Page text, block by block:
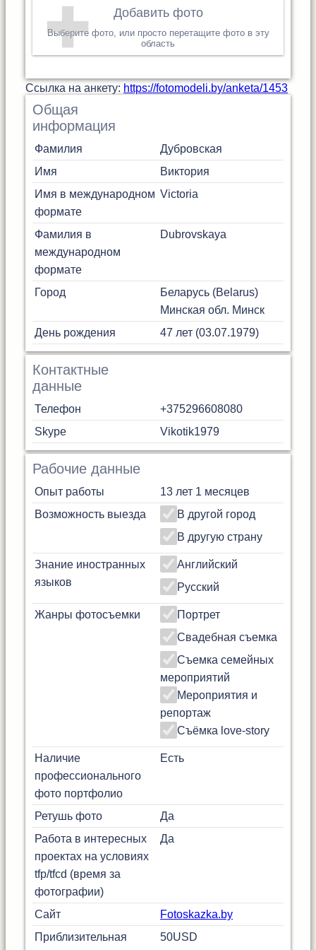
Добавить фото
Выберите фото, или просто перетащите фото в эту
область
Cсылка на анкету: https://fotomodeli.by/anketa/1453
Общая
информация
Фамилия
Дубровская
Имя
Виктория
Имя в международном
формате
Victoria
Фамилия в
международном
формате
Dubrovskaya
Город
Беларусь (Belarus)
Минская обл. Минск
День рождения
47 лет (03.07.1979)
Контактные
данные
Телефон
+375296608080
Skype
Vikotik1979
Рабочие данные
Опыт работы
13 лет 1 месяцев
Возможность выезда
В другой город
В другую страну
Знание иностранных
языков
Английский
Русский
Жанры фотосъемки
Портрет
Свадебная съемка
Съемка семейных
мероприятий
Мероприятия и
репортаж
Съёмка love-story
Наличие
профессионального
фото портфолио
Есть
Ретушь фото
Да
Работа в интересных
проектах на условиях
tfp/tfcd (время за
фотографии)
Да
Сайт
Fotoskazka.by
Приблизительная
50USD